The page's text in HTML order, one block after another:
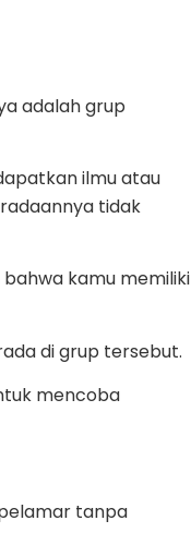
adalah grup
ilmu atau
tidak
kamu memiliki
di grup tersebut.
mencoba
tanpa